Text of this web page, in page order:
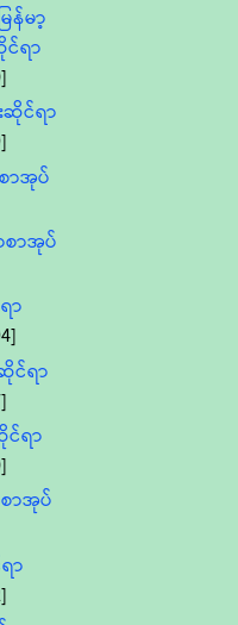
ြန်မာ့
ရာ
ဆိုင်ရာ
ာအုပ်
စာအုပ်
ာ
င်ရာ
ရာ
ာအုပ်
ာ